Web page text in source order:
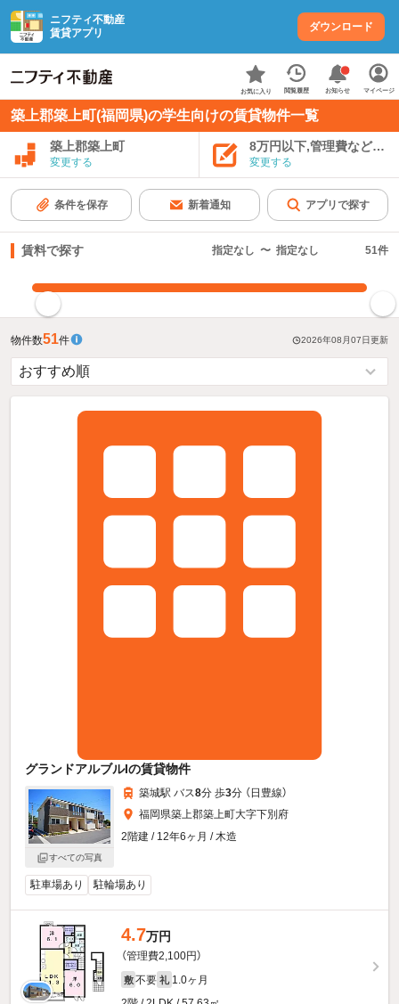
ニフティ不動産
賃貸アプリ
ダウンロード
お気に入り 閲覧履歴 お知らせ マイページ
築上郡築上町(福岡県)の学生向けの賃貸物件一覧
築上郡築上町
変更する
8万円以下,管理費など込み
変更する
条件を保存 新着通知 アプリで探す
賃料で探す 指定なし 〜 指定なし 51件
物件数51件 2026年08月07日更新
グランドアルブルIの賃貸物件
すべての写真
築城駅 バス8分 歩3分 （日豊線）
福岡県築上郡築上町大字下別府
2階建 / 12年6ヶ月 / 木造
駐車場あり 駐輪場あり
4.7万円
（管理費2,100円）
敷 不要 礼 1.0ヶ月